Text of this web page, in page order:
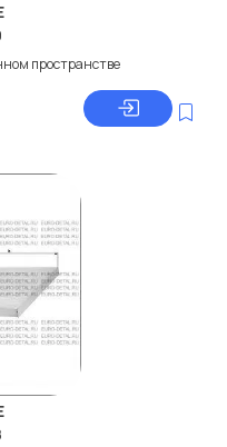
пространстве